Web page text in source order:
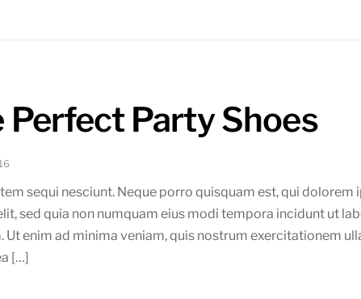
Perfect Party Shoes
sequi nesciunt. Neque porro quisquam est, qui dolorem
sed quia non numquam eius modi tempora incidunt ut
enim ad minima veniam, quis nostrum exercitationem
[…]